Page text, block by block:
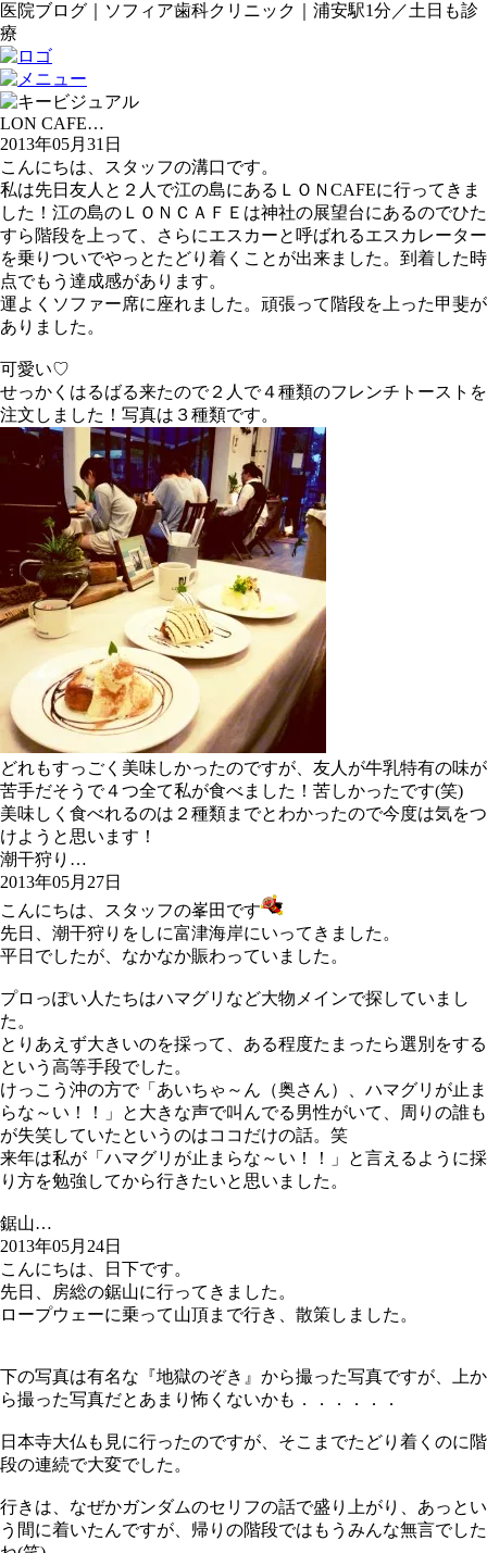
医院ブログ｜ソフィア歯科クリニック｜浦安駅1分／土日も診
療
LON CAFE…
2013年05月31日
こんにちは、スタッフの溝口です。
私は先日友人と２人で江の島にあるＬＯＮCAFEに行ってきま
した！江の島のＬＯＮＣＡＦＥは神社の展望台にあるのでひた
すら階段を上って、さらにエスカーと呼ばれるエスカレーター
を乗りついでやっとたどり着くことが出来ました。到着した時
点でもう達成感があります。
運よくソファー席に座れました。頑張って階段を上った甲斐が
ありました。
可愛い♡
せっかくはるばる来たので２人で４種類のフレンチトーストを
注文しました！写真は３種類です。
どれもすっごく美味しかったのですが、友人が牛乳特有の味が
苦手だそうで４つ全て私が食べました！苦しかったです(笑)
美味しく食べれるのは２種類までとわかったので今度は気をつ
けようと思います！
潮干狩り…
2013年05月27日
こんにちは、スタッフの峯田です
先日、潮干狩りをしに富津海岸にいってきました。
平日でしたが、なかなか賑わっていました。
プロっぽい人たちはハマグリなど大物メインで探していまし
た。
とりあえず大きいのを採って、ある程度たまったら選別をする
という高等手段でした。
けっこう沖の方で「あいちゃ～ん（奥さん）、ハマグリが止ま
らな～い！！」と大きな声で叫んでる男性がいて、周りの誰も
が失笑していたというのはココだけの話。笑
来年は私が「ハマグリが止まらな～い！！」と言えるように採
り方を勉強してから行きたいと思いました。
鋸山…
2013年05月24日
こんにちは、日下です。
先日、房総の鋸山に行ってきました。
ロープウェーに乗って山頂まで行き、散策しました。
下の写真は有名な『地獄のぞき』から撮った写真ですが、上か
ら撮った写真だとあまり怖くないかも．．．．．．
日本寺大仏も見に行ったのですが、そこまでたどり着くのに階
段の連続で大変でした。
行きは、なぜかガンダムのセリフの話で盛り上がり、あっとい
う間に着いたんですが、帰りの階段ではもうみんな無言でした